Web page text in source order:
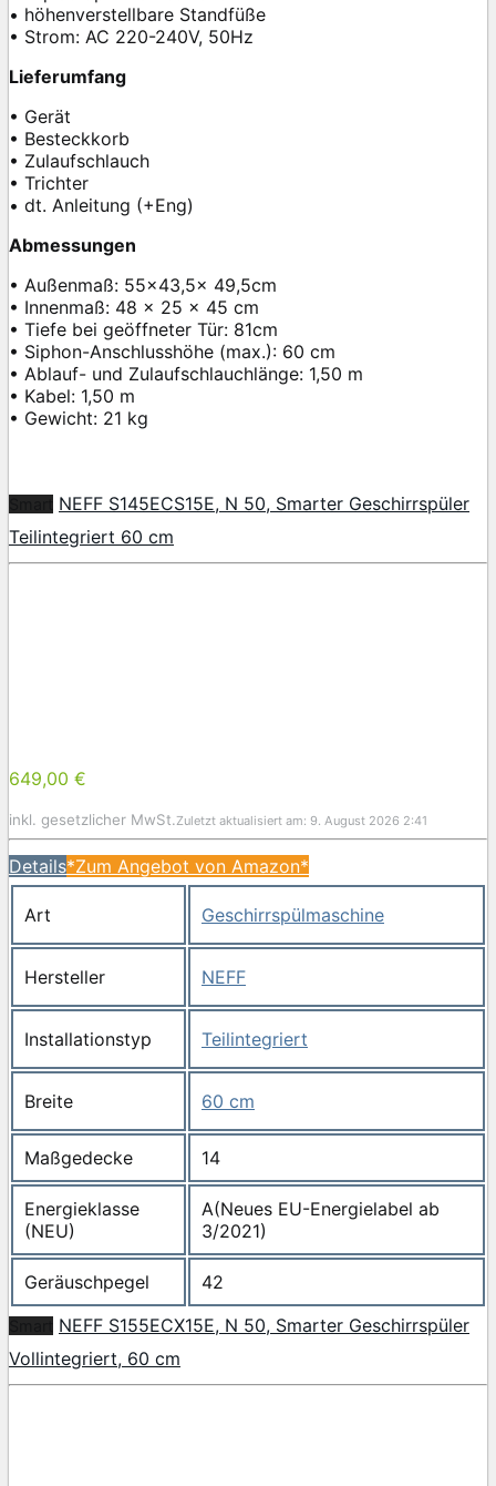
• höhenverstellbare Standfüße
• Strom: AC 220-240V, 50Hz
Lieferumfang
• Gerät
• Besteckkorb
• Zulaufschlauch
• Trichter
• dt. Anleitung (+Eng)
Abmessungen
• Außenmaß: 55×43,5x 49,5cm
• Innenmaß: 48 x 25 x 45 cm
• Tiefe bei geöffneter Tür: 81cm
• Siphon-Anschlusshöhe (max.): 60 cm
• Ablauf- und Zulaufschlauchlänge: 1,50 m
• Kabel: 1,50 m
• Gewicht: 21 kg
NEFF S145ECS15E, N 50, Smarter Geschirrspüler
Teilintegriert 60 cm
649,00 €
inkl. gesetzlicher MwSt.Zuletzt aktualisiert am: 9. August 2026 2:41
Details*Zum Angebot von Amazon*
Art Geschirrspülmaschine
Hersteller NEFF
Installationstyp Teilintegriert
Breite 60 cm
Maßgedecke 14
Energieklasse
(NEU)
A(Neues EU-Energielabel ab
3/2021)
Geräuschpegel 42
NEFF S155ECX15E, N 50, Smarter Geschirrspüler
Vollintegriert, 60 cm